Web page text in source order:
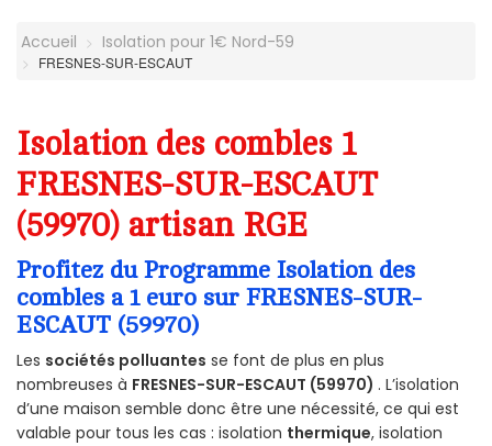
Accueil Isolation pour 1€ Nord-59
FRESNES-SUR-ESCAUT
Isolation des combles 1
FRESNES-SUR-ESCAUT
(59970) artisan RGE
Profitez du Programme Isolation des
combles a 1 euro sur FRESNES-SUR-
ESCAUT (59970)
Les sociétés polluantes se font de plus en plus
nombreuses à FRESNES-SUR-ESCAUT (59970) . L’isolation
d’une maison semble donc être une nécessité, ce qui est
valable pour tous les cas : isolation thermique, isolation